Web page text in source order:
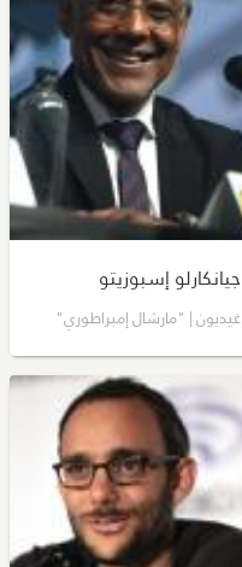
جيانكارلو إسبوزيتو
غيديون | "مارشال إمبراطوري"